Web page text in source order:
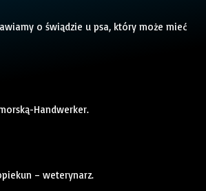
o świądzie u psa, który może mieć
Handwerker.
– weterynarz.